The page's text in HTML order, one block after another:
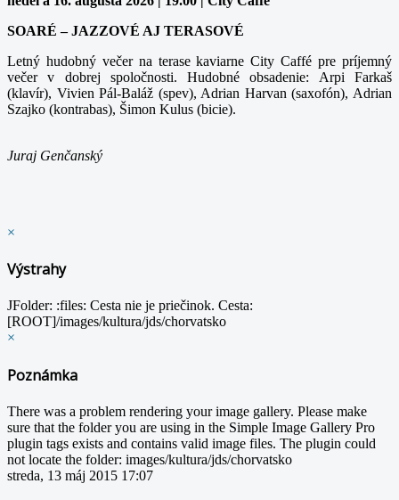
SOARÉ – JAZZOVÉ AJ TERASOVÉ
Letný hudobný večer na terase kaviarne City Caffé pre príjemný
večer v dobrej spoločnosti. Hudobné obsadenie: Arpi Farkaš
(klavír), Vivien Pál-Baláž (spev), Adrian Harvan (saxofón), Adrian
Szajko (kontrabas), Šimon Kulus (bicie).
Juraj Genčanský
×
Výstrahy
JFolder: :files: Cesta nie je priečinok. Cesta:
[ROOT]/images/kultura/jds/chorvatsko
×
Poznámka
There was a problem rendering your image gallery. Please make
sure that the folder you are using in the Simple Image Gallery Pro
plugin tags exists and contains valid image files. The plugin could
not locate the folder: images/kultura/jds/chorvatsko
streda, 13 máj 2015 17:07